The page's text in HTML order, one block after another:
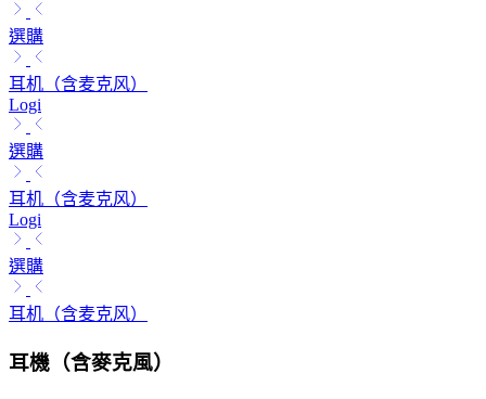
選購
耳机（含麦克风）
Logi
選購
耳机（含麦克风）
Logi
選購
耳机（含麦克风）
耳機（含麥克風）